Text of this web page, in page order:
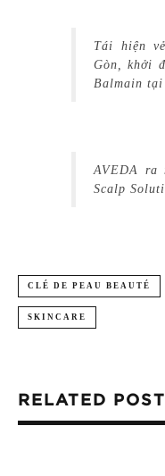
Tái hiện
Gòn, khởi
Balmain tại
AVEDA ra
Scalp
CLÉ DE PEAU BEAUTÉ
SKINCARE
RELATED